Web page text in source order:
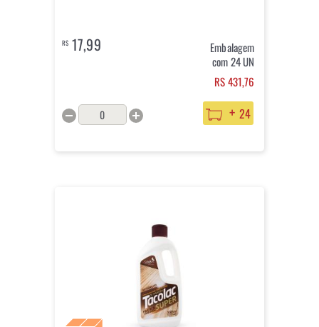
R$17,99
Embalagem
com 24 UN
RS 431,76
+ 24